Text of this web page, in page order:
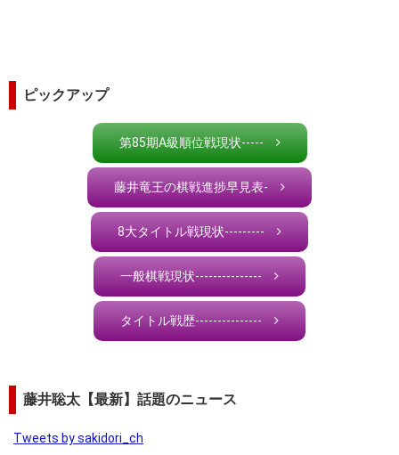
ピックアップ
第85期A級順位戦現状-----
藤井竜王の棋戦進捗早見表-
8大タイトル戦現状---------
一般棋戦現状---------------
タイトル戦歴---------------
藤井聡太【最新】話題のニュース
Tweets by sakidori_ch